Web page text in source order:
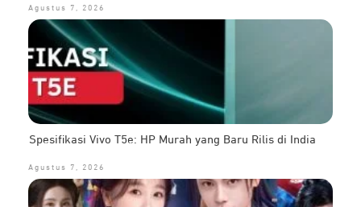
Agustus 7, 2026
Spesifikasi Vivo T5e: HP Murah yang Baru Rilis di India
Agustus 7, 2026